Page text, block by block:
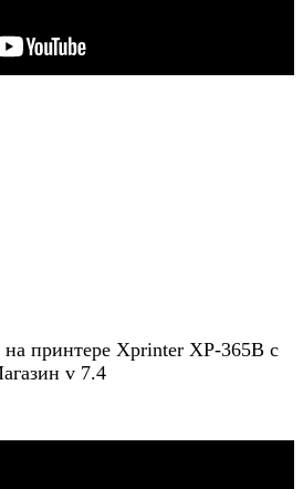
на принтере Xprinter XP-365B с
v 7.4